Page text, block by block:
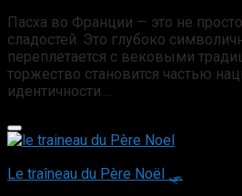
Пасха во Франции — это не
сладостей. Это глубоко
переплетается с вековыми
торжество становится частью
идентичности….
Le traîneau du Père Noël 🛷